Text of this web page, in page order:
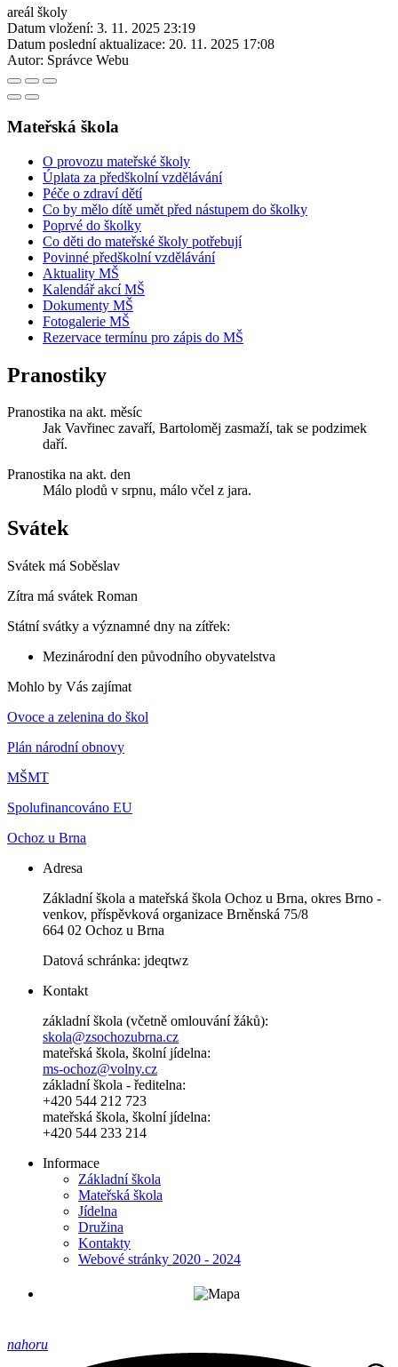
areál školy
Datum vložení: 3. 11. 2025 23:19
Datum poslední aktualizace: 20. 11. 2025 17:08
Autor: Správce Webu
Mateřská škola
O provozu mateřské školy
Úplata za předškolní vzdělávání
Péče o zdraví dětí
Co by mělo dítě umět před nástupem do školky
Poprvé do školky
Co děti do mateřské školy potřebují
Povinné předškolní vzdělávání
Aktuality MŠ
Kalendář akcí MŠ
Dokumenty MŠ
Fotogalerie MŠ
Rezervace termínu pro zápis do MŠ
Pranostiky
Pranostika na akt. měsíc
Jak Vavřinec zavaří, Bartoloměj zasmaží, tak se podzimek
daří.
Pranostika na akt. den
Málo plodů v srpnu, málo včel z jara.
Svátek
Svátek má Soběslav
Zítra má svátek Roman
Státní svátky a významné dny na zítřek:
Mezinárodní den původního obyvatelstva
Mohlo by Vás zajímat
Ovoce a zelenina do škol
Plán národní obnovy
MŠMT
Spolufinancováno EU
Ochoz u Brna
Adresa
Základní škola a mateřská škola Ochoz u Brna, okres Brno -
venkov, příspěvková organizace Brněnská 75/8
664 02 Ochoz u Brna
Datová schránka: jdeqtwz
Kontakt
základní škola (včetně omlouvání žáků):
skola@zsochozubrna.cz
mateřská škola, školní jídelna:
ms-ochoz@volny.cz
základní škola - ředitelna:
+420 544 212 723
mateřská škola, školní jídelna:
+420 544 233 214
Informace
Základní škola
Mateřská škola
Jídelna
Družina
Kontakty
Webové stránky 2020 - 2024
nahoru